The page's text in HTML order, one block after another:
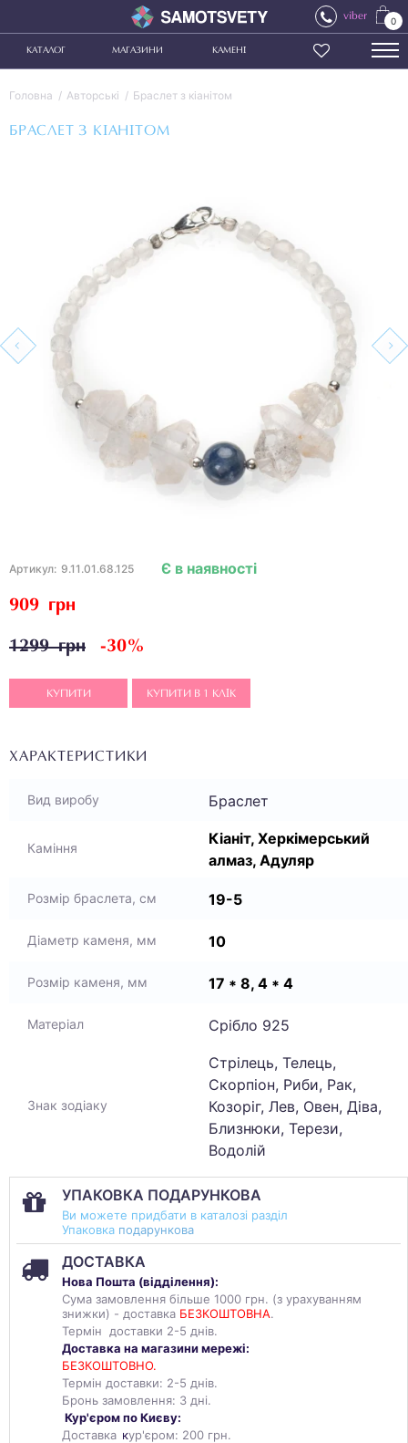
viber 0
КАТАЛОГ МАГАЗИНИ КАМЕНІ
Головна Авторські Браслет з кіанітом
БРАСЛЕТ З КІАНІТОМ
Артикул: 9.11.01.68.125
909 грн
1299 грн -30%
Є в наявності
КУПИТИ КУПИТИ В 1 КЛІК
ХАРАКТЕРИСТИКИ
Вид виробу Браслет
Каміння
Кіаніт, Херкімерський
алмаз, Адуляр
Розмір браслета, см 19-5
Діаметр каменя, мм 10
Розмір каменя, мм 17 * 8, 4 * 4
Матеріал Срібло 925
Знак зодіаку
Стрілець, Телець,
Скорпіон, Риби, Рак,
Козоріг, Лев, Овен, Діва,
Близнюки, Терези,
Водолій
УПАКОВКА ПОДАРУНКОВА
Ви можете придбати в каталозі разділ
Упаковка подарункова
ДОСТАВКА
Нова Пошта (відділення):
Сума замовлення більше 1000 грн. (з урахуванням
знижки) - доставка БЕЗКОШТОВНА.
Термін доставки 2-5 днів.
Доставка на магазини мережі:
БЕЗКОШТОВНО.
Термін доставки: 2-5 днів.
Бронь замовлення: 3 дні.
Кур'єром по Києву:
Доставка кур'єром: 200 грн.